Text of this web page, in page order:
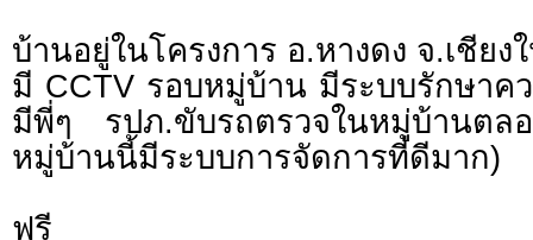
บ้านอยู่ในโครงการ อ.หางดง จ.เชียง
มี CCTV รอบหมู่บ้าน มีระบบรักษาค
มีพี่ๆ รปภ.ขับรถตรวจในหมู่บ้านต
หมู่บ้านนี้มีระบบการจัดการที่ดีมาก)
ฟรี